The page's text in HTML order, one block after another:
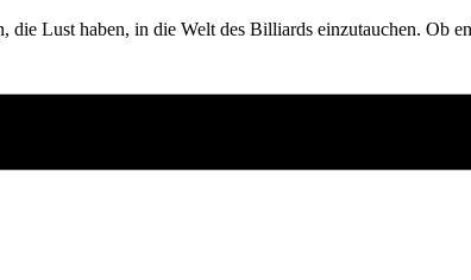
Lust haben, in die Welt des Billiards einzutauchen. Ob